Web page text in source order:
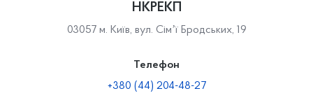
НКРЕКП
03057 м. Київ, вул. Сімʼї Бродських, 19
Телефон
+380 (44) 204-48-27